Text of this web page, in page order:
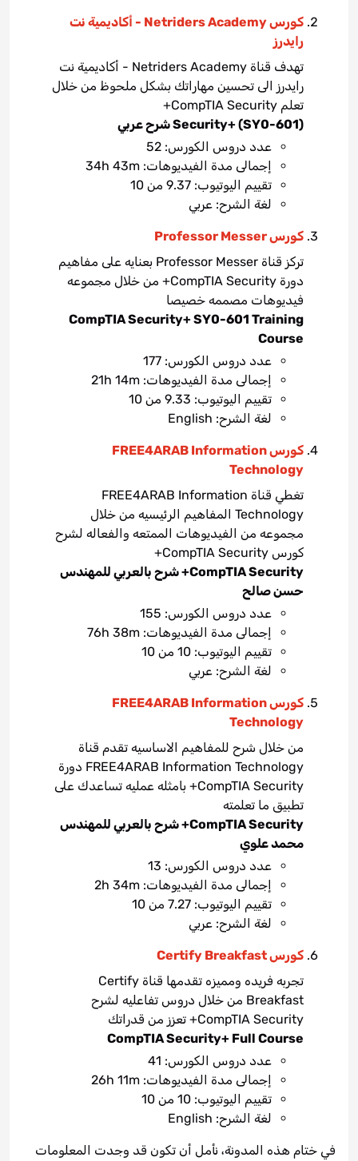
كورس Netriders Academy - أكاديمية نت
رايدرز
تهدف قناة Netriders Academy - أكاديمية نت
رايدرز الى تحسين مهاراتك بشكل ملحوظ من خلال
تعلم CompTIA Security+
Security+ (SY0-601) شرح عربي
عدد دروس الكورس: 52
إجمالى مدة الفيديوهات: 34h 43m
تقييم اليوتيوب: 9.37 من 10
لغة الشرح: عربي
كورس Professor Messer
تركز قناة Professor Messer بعنايه على مفاهيم
دورة CompTIA Security+ من خلال مجموعه
فيديوهات مصممه خصيصا
CompTIA Security+ SY0-601 Training
Course
عدد دروس الكورس: 177
إجمالى مدة الفيديوهات: 21h 14m
تقييم اليوتيوب: 9.33 من 10
لغة الشرح: English
كورس FREE4ARAB Information
Technology
تغطي قناة FREE4ARAB Information
Technology المفاهيم الرئيسيه من خلال
مجموعه من الفيديوهات الممتعه والفعاله لشرح
كورس CompTIA Security+
CompTIA Security+ شرح بالعربي للمهندس
حسن صالح
عدد دروس الكورس: 155
إجمالى مدة الفيديوهات: 76h 38m
تقييم اليوتيوب: 10 من 10
لغة الشرح: عربي
كورس FREE4ARAB Information
Technology
من خلال شرح للمفاهيم الاساسيه تقدم قناة
FREE4ARAB Information Technology دورة
CompTIA Security+ بامثله عمليه تساعدك على
تطبيق ما تعلمته
CompTIA Security+ شرح بالعربي للمهندس
محمد علوي
عدد دروس الكورس: 13
إجمالى مدة الفيديوهات: 2h 34m
تقييم اليوتيوب: 7.27 من 10
لغة الشرح: عربي
كورس Certify Breakfast
تجربه فريده ومميزه تقدمها قناة Certify
Breakfast من خلال دروس تفاعليه لشرح
CompTIA Security+ تعزز من قدراتك
CompTIA Security+ Full Course
عدد دروس الكورس: 41
إجمالى مدة الفيديوهات: 26h 11m
تقييم اليوتيوب: 10 من 10
لغة الشرح: English
في ختام هذه المدونة، نأمل أن تكون قد وجدت المعلومات